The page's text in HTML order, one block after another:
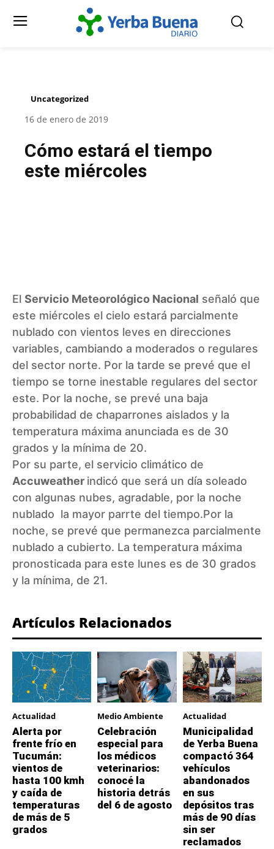
Uncategorized
16 de enero de 2019
Cómo estará el tiempo
este miércoles
El Servicio Meteorológico Nacional señaló que
este miércoles el cielo estará parcialmente
nublado con vientos leves en direcciones
variables, cambiando a moderados o regulares
del sector norte. Por la tarde se prevé que el
tiempo se torne inestable regulares del sector
este. Por la noche, se prevé una baja
probabilidad de chaparrones aislados y la
temperatura máxima anunciada es de 30
grados y la mínima de 20.
Por su parte, el servicio climático de
Accuweather indicó que será un día soleado
con algunas nubes, agradable, por la noche
nublado la mayor parrte del tiempo.Por la
noche, se prevé que permanezca parcialmente
nublado a cubierto. La temperatura máxima
pronosticada para este lunes es de 30 grados
y la mínima, de 21.
Artículos Relacionados
Actualidad
Alerta por
frente frío en
Tucumán:
vientos de
hasta 100 kmh
y caída de
temperaturas
de más de 5
grados
Medio Ambiente
Celebración
especial para
los médicos
veterinarios:
conocé la
historia detrás
del 6 de agosto
Actualidad
Municipalidad
de Yerba Buena
compactó 364
vehículos
abandonados
en sus
depósitos tras
más de 90 días
sin ser
reclamados